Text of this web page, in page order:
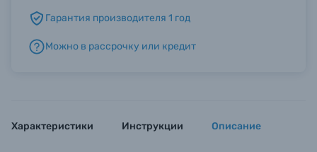
Б/У фототехника (Комиссионные товары)
Гарантия производителя 1 год
Можно в рассрочку или кредит
Характеристики Инструкции Описание